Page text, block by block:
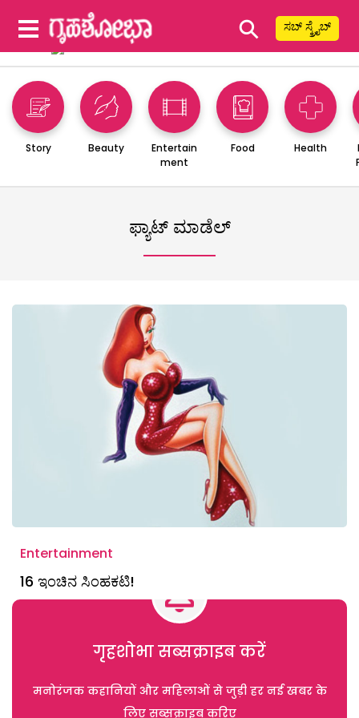
⚲ ಸಬ್ ಸ್ಕ್ರೈಬ್
Story Beauty
Entertain
ment
Food Health
ಫ್ಯಾಟ್ ಮಾಡೆಲ್
Entertainment
16 ಇಂಚಿನ ಸಿಂಹಕಟಿ!
गृहशोभा सब्सक्राइब करें
मनोरंजक कहानियों और महिलाओं से जुड़ी हर नई खबर के
लिए सब्सक्राइब करिए